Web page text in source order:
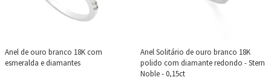
Anel de ouro branco 18K com
esmeralda e diamantes
Anel Solitário de ouro branco 18K
polido com diamante redondo - Stern
Noble - 0,15ct